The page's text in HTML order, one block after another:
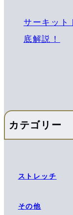
サーキット
底解説！
カテゴリー
ストレッチ
その他